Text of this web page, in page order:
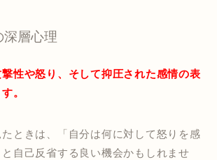
深層心理
性や怒り、そして抑圧された感情の表
。
ときは、「自分は何に対して怒りを感
自己反省する良い機会かもしれませ